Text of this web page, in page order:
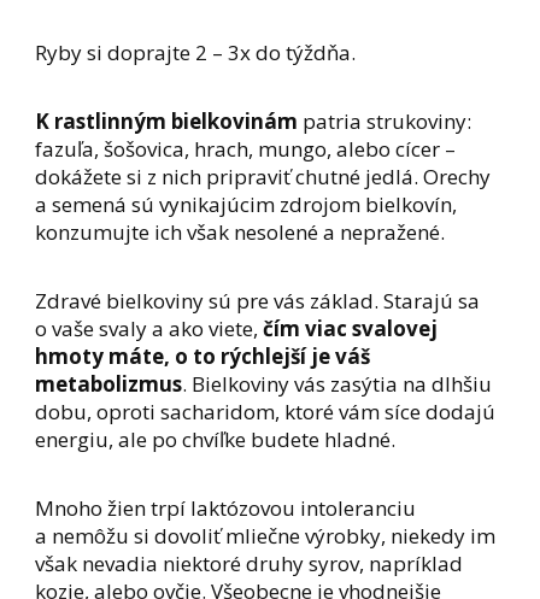
Ryby si doprajte 2 – 3x do týždňa.
K rastlinným bielkovinám patria strukoviny:
fazuľa, šošovica, hrach, mungo, alebo cícer –
dokážete si z nich pripraviť chutné jedlá. Orechy
a semená sú vynikajúcim zdrojom bielkovín,
konzumujte ich však nesolené a nepražené.
Zdravé bielkoviny sú pre vás základ. Starajú sa
o vaše svaly a ako viete,čím viac svalovej
hmoty máte, o to rýchlejší je váš
metabolizmus. Bielkoviny vás zasýtia na dlhšiu
dobu, oproti sacharidom, ktoré vám síce dodajú
energiu, ale po chvíľke budete hladné.
Mnoho žien trpí laktózovou intoleranciu
a nemôžu si dovoliť mliečne výrobky, niekedy im
však nevadia niektoré druhy syrov, napríklad
kozie, alebo ovčie. Všeobecne je vhodnejšie